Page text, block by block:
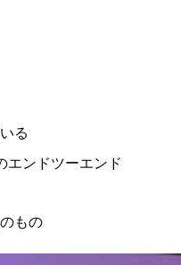
る
エンドツーエンド
もの